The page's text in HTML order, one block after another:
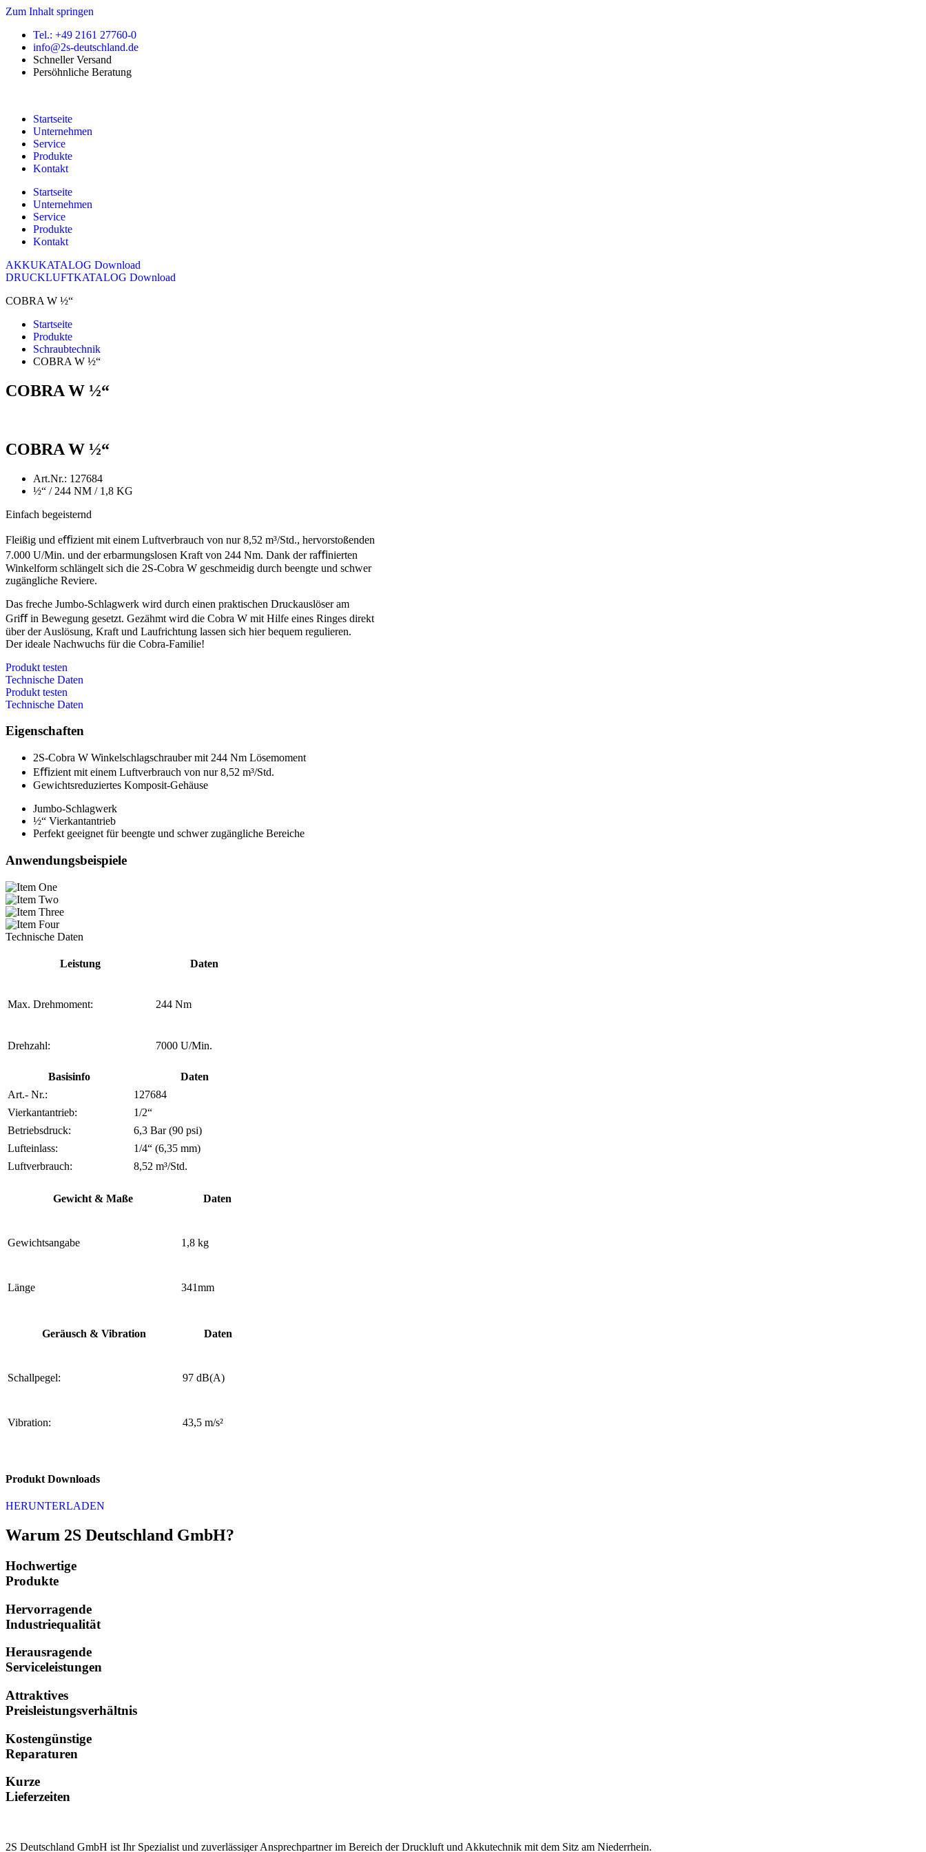
Zum Inhalt springen
Tel.: +49 2161 27760-0
info@2s-deutschland.de
Schneller Versand
Persöhnliche Beratung
Startseite
Unternehmen
Service
Produkte
Kontakt
Startseite
Unternehmen
Service
Produkte
Kontakt
AKKUKATALOG Download
DRUCKLUFTKATALOG Download
COBRA W ½“
Startseite
Produkte
Schraubtechnik
COBRA W ½“
COBRA W ½“
COBRA W ½“
Art.Nr.: 127684
½“ / 244 NM / 1,8 KG
Einfach begeisternd
Fleißig und eﬃzient mit einem Luftverbrauch von nur 8,52 m³/Std., hervorstoßenden
7.000 U/Min. und der erbarmungslosen Kraft von 244 Nm. Dank der raﬃnierten
Winkelform schlängelt sich die 2S-Cobra W geschmeidig durch beengte und schwer
zugängliche Reviere.
Das freche Jumbo-Schlagwerk wird durch einen praktischen Druckauslöser am
Griﬀ in Bewegung gesetzt. Gezähmt wird die Cobra W mit Hilfe eines Ringes direkt
über der Auslösung, Kraft und Laufrichtung lassen sich hier bequem regulieren.
Der ideale Nachwuchs für die Cobra-Familie!
Produkt testen
Technische Daten
Produkt testen
Technische Daten
Eigenschaften
2S-Cobra W Winkelschlagschrauber mit 244 Nm Lösemoment
Eﬃzient mit einem Luftverbrauch von nur 8,52 m³/Std.
Gewichtsreduziertes Komposit-Gehäuse
Jumbo-Schlagwerk
½“ Vierkantantrieb
Perfekt geeignet für beengte und schwer zugängliche Bereiche
Anwendungsbeispiele
Technische Daten
Leistung Daten
Max. Drehmoment: 244 Nm
Drehzahl: 7000 U/Min.
Basisinfo
Daten
Art.- Nr.:
127684
Vierkantantrieb:
1/2“
Betriebsdruck:
6,3 Bar (90 psi)
Lufteinlass:
1/4“ (6,35 mm)
Luftverbrauch:
8,52 m³/Std.
Gewicht & Maße Daten
Gewichtsangabe 1,8 kg
Länge 341mm
Geräusch & Vibration Daten
Schallpegel: 97 dB(A)
Vibration: 43,5 m/s²
Produkt Downloads
HERUNTERLADEN
Warum 2S Deutschland GmbH?
Hochwertige
Produkte
Hervorragende
Industriequalität
Herausragende
Serviceleistungen
Attraktives
Preisleistungsverhältnis
Kostengünstige
Reparaturen
Kurze
Lieferzeiten
2S Deutschland GmbH ist Ihr Spezialist und zuverlässiger Ansprechpartner im Bereich der Druckluft und Akkutechnik mit dem Sitz am Niederrhein.